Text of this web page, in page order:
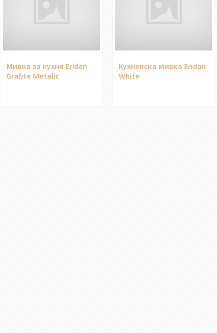
Мивка за кухня Eridan
Grafite Metalic
Кухненска мивка Eridan
White